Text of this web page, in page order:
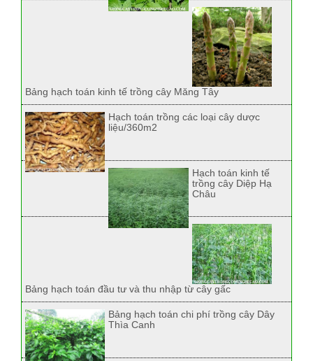
Bảng hạch toán kinh tế trồng cây Măng Tây
Hạch toán trồng các loại cây dược
liệu/360m2
Hạch toán kinh tế
trồng cây Diệp Hạ
Châu
Bảng hạch toán đầu tư và thu nhập từ cây gấc
Bảng hạch toán chi phí trồng cây Dây
Thìa Canh